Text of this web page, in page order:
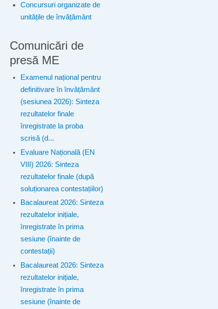
Concursuri organizate de
unitățile de învățământ
Comunicări de
presă ME
Examenul național pentru
definitivare în învățământ
(sesiunea 2026): Sinteza
rezultatelor finale
înregistrate la proba
scrisă (d...
Evaluare Națională (EN
VIII) 2026: Sinteza
rezultatelor finale (după
soluționarea contestațiilor)
Bacalaureat 2026: Sinteza
rezultatelor inițiale,
înregistrate în prima
sesiune (înainte de
contestații)
Bacalaureat 2026: Sinteza
rezultatelor inițiale,
înregistrate în prima
sesiune (înainte de